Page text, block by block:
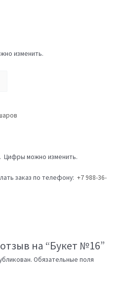
изменить.
Цифры можно изменить.
заказ по телефону: +7 988-36-
на “Букет №16”
Обязательные поля